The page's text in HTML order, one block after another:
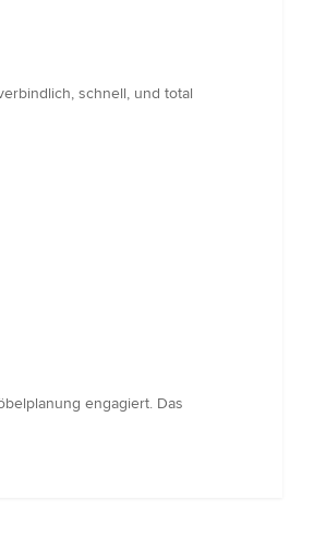
schnell, und total
engagiert. Das